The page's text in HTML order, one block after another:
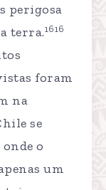
perigosa
terra.1616
foram
na
se
o
um